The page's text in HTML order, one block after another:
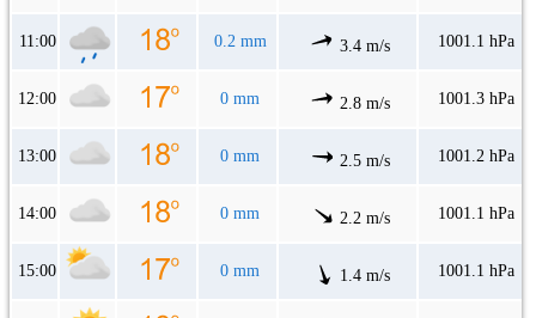
11:00 0.2 mm 3.4 m/s 1001.1 hPa
12:00 0 mm 2.8 m/s 1001.3 hPa
13:00 0 mm 2.5 m/s 1001.2 hPa
14:00 0 mm 2.2 m/s 1001.1 hPa
15:00 0 mm 1.4 m/s 1001.1 hPa